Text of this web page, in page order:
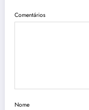
Comentários
Nome